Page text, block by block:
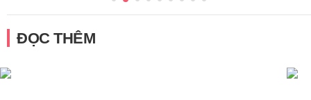
ĐỌC THÊM